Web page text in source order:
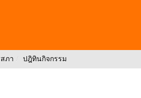
ภา / ปฎิทินกิจกรรม